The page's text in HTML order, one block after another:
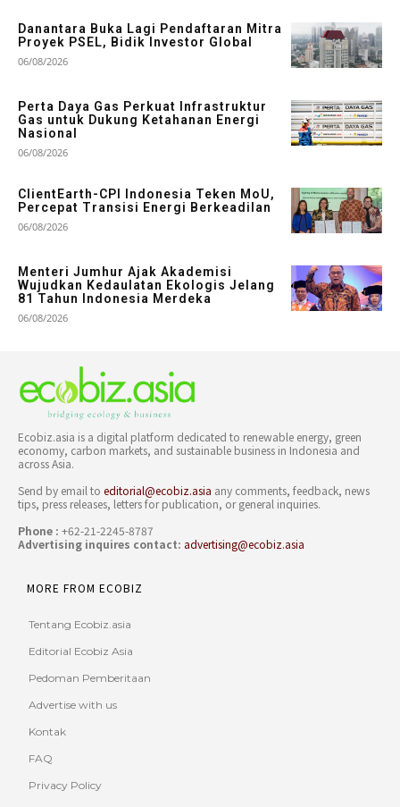
Danantara Buka Lagi Pendaftaran Mitra
Proyek PSEL, Bidik Investor Global
06/08/2026
Perta Daya Gas Perkuat Infrastruktur
Gas untuk Dukung Ketahanan Energi
Nasional
06/08/2026
ClientEarth-CPI Indonesia Teken MoU,
Percepat Transisi Energi Berkeadilan
06/08/2026
Menteri Jumhur Ajak Akademisi
Wujudkan Kedaulatan Ekologis Jelang
81 Tahun Indonesia Merdeka
06/08/2026
Ecobiz.asia is a digital platform dedicated to renewable energy, green
economy, carbon markets, and sustainable business in Indonesia and
across Asia.
Send by email to editorial@ecobiz.asia any comments, feedback, news
tips, press releases, letters for publication, or general inquiries.
Phone : +62-21-2245-8787
Advertising inquires contact: advertising@ecobiz.asia
MORE FROM ECOBIZ
Tentang Ecobiz.asia
Editorial Ecobiz Asia
Pedoman Pemberitaan
Advertise with us
Kontak
FAQ
Privacy Policy